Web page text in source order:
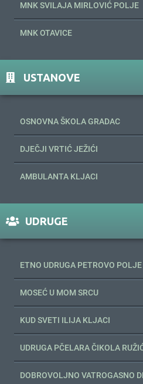
MNK SVILAJA MIRLOVIĆ POLJE
MNK OTAVICE
USTANOVE
OSNOVNA ŠKOLA GRADAC
DJEČJI VRTIĆ JEŽIĆI
AMBULANTA KLJACI
UDRUGE
ETNO UDRUGA PETROVO POLJE
MOSEĆ U MOM SRCU
KUD SVETI ILIJA KLJACI
UDRUGA PČELARA ČIKOLA
DOBROVOLJNO VATROGASNO